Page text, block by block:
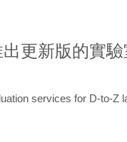
出更新版的實
services for D-to-Z